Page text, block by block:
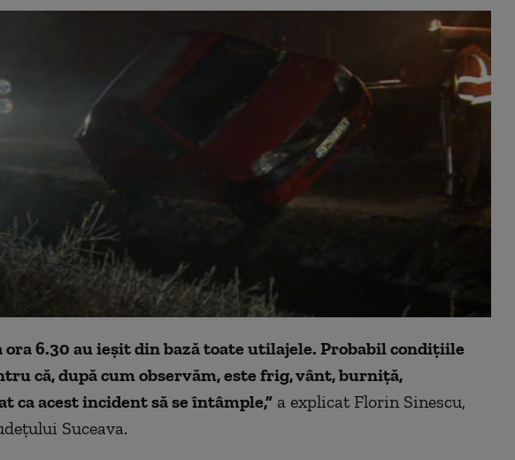
ora 6.30 au ieșit din bază toate utilajele. Probabil condițiile
că, după cum observăm, este frig, vânt, burniță,
ca acest incident să se întâmple,”a explicat Florin Sinescu,
Suceava.